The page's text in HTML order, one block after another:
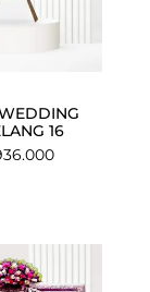
16